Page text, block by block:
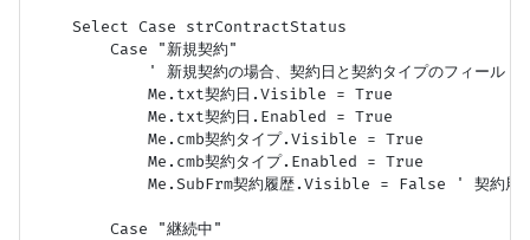
    Select Case strContractStatus
        Case "新規契約"
' 新規契約の場合、契約日と契約タイプのフィールド
            Me.txt契約日.Visible = True
            Me.txt契約日.Enabled = True
            Me.cmb契約タイプ.Visible = True
            Me.cmb契約タイプ.Enabled = True
Me.SubFrm契約履歴.Visible = False ' 契約履歴
        Case "継続中"